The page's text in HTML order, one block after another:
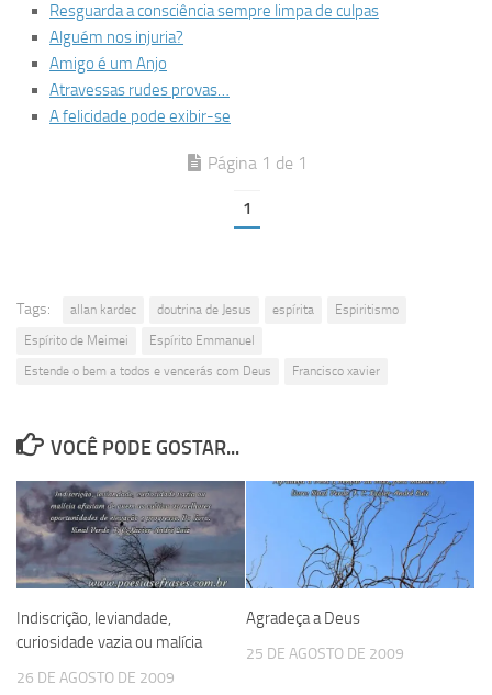
Resguarda a consciência sempre limpa de culpas
Alguém nos injuria?
Amigo é um Anjo
Atravessas rudes provas…
A felicidade pode exibir-se
Página 1 de 1
1
Tags: allan kardec doutrina de Jesus espírita
Espiritismo
Espírito de Meimei
Espírito Emmanuel
Estende o bem a todos e vencerás com Deus
Francisco xavier
VOCÊ PODE GOSTAR...
Indiscrição, leviandade,
curiosidade vazia ou malícia
26 DE AGOSTO DE 2009
Agradeça a Deus
25 DE AGOSTO DE 2009